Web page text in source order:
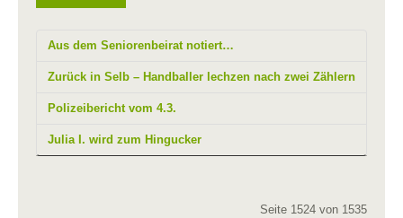
Aus dem Seniorenbeirat notiert…
Zurück in Selb – Handballer lechzen nach zwei Zählern
Polizeibericht vom 4.3.
Julia I. wird zum Hingucker
Seite 1524 von 1535